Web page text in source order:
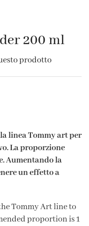
200 ml
prodotto
linea Tommy art per
La proporzione
Aumentando la
un effetto a
Tommy Art line to
proportion is 1